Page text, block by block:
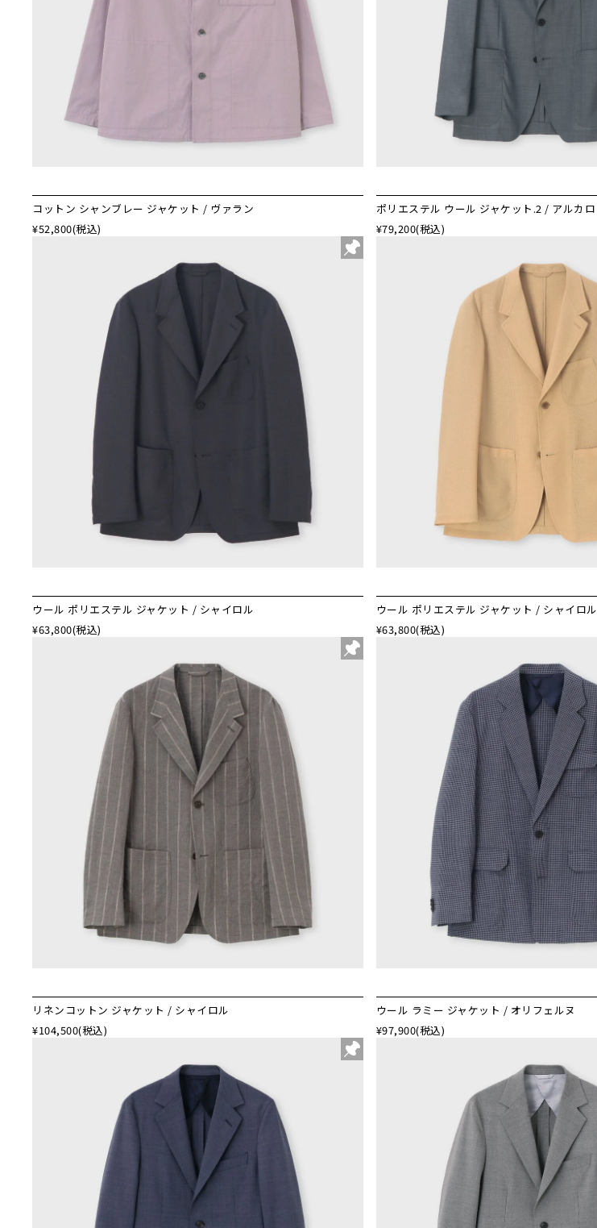
コットン シャンブレー ジャケット / ヴァラン
¥52,800(税込)
ポリエステル ウール ジャケット.2 / アルカロ
¥79,200(税込)
ウール ポリエステル ジャケット / シャイロル
¥63,800(税込)
ウール ポリエステル ジャケット / シャイロル
¥63,800(税込)
リネンコットン ジャケット / シャイロル
¥104,500(税込)
ウール ラミー ジャケット / オリフェルヌ
¥97,900(税込)